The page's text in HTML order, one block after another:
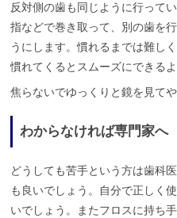
反対側の歯も同じように行って
指などで巻き取って、別の歯を
うにします。慣れるまでは難し
慣れてくるとスムーズにできるよ
焦らないでゆっくりと鏡を見て
わからなければ専門家へ
どうしても苦手という方は歯科
も良いでしょう。自分で正しく
いでしょう。またフロスに持ち